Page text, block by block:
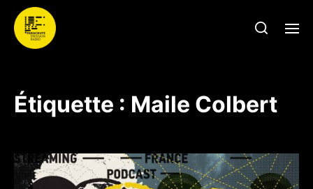
Étiquette : Maile Colbert